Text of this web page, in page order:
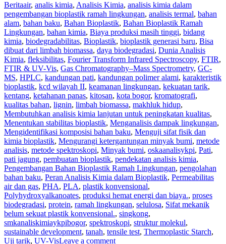
Beritaair, analis kimia, Analisis Kimia, analisis kimia dalam
pengembangan bioplastik ramah lingkungan, analisis termal, bahan
alam, bahan baku, Bahan Bioplastik, Bahan Bioplastik Ramah
Lingkungan, bahan kimia, Biaya produksi masih tinggi, bidang
kimia, biodegradabilitas, Bioplastik, bioplastik generasi baru, Bisa
dibuat dari limbah biomassa, daya biodegradasi, Dunia Analisis
Kimia, fleksibilitas, Fourier Transform Infrared Spectroscopy, FTIR,
FTIR & UV-Vis, Gas Chromatography–Mass Spectrometry, GC-
MS, HPLC, kandungan pati, kandungan polimer alami, karakteristik
bioplastik, kcd wilayah II, keamanan lingkungan, kekuatan tarik,
kentang, ketahanan panas, kitosan, kota bogor, kromatografi,
kualitas bahan, lignin, limbah biomassa, makhluk hidup,
Membutuhkan analisis kimia lanjutan untuk peningkatan kualitas,
Menentukan stabilitas bioplastik, Menganalisis dampak lingkungan,
Mengidentifikasi komposisi bahan baku, Menguji sifat fisik dan
kimia bioplastik, Mengurangi ketergantungan minyak bumi, metode
analisis, metode spektroskopi, Minyak bumi, oskaanalisykpi, Pati,
pati jagung, pembuatan bioplastik, pendekatan analisis kimia,
Pengembangan Bahan Bioplastik Ramah Lingkungan, pengolahan
bahan baku, Peran Analisis Kimia dalam Bioplastik, Permeabilitas
air dan gas, PHA, PLA, plastik konvensional,
Polyhydroxyalkanoates, produksi hemat energi dan biaya., proses
biodegradasi, protein, ramah lingkungan, selulosa, Sifat mekanik
belum sekuat plastik konvensional., singkong,
smkanaliskimiaykpibogor, spektroskopi, struktur molekul,
sustainable development, tanah, tensile test, Thermoplastic Starch,
Uji tarik, UV-VisLeave a comment